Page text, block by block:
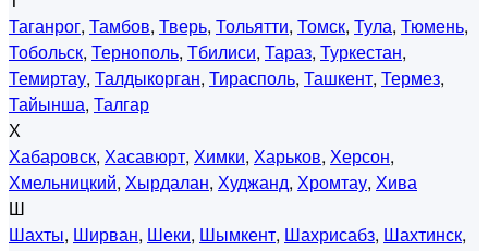
Таганрог, Тамбов, Тверь, Тольятти, Томск, Тула, Тюмень,
Тобольск, Тернополь, Тбилиси, Тараз, Туркестан,
Темиртау, Талдыкорган, Тирасполь, Ташкент, Термез,
Тайынша, Талгар
Х
Хабаровск, Хасавюрт, Химки, Харьков, Херсон,
Хмельницкий, Хырдалан, Худжанд, Хромтау, Хива
Ш
Шахты, Ширван, Шеки, Шымкент, Шахрисабз, Шахтинск,